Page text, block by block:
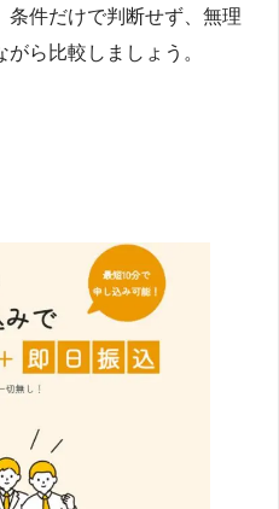
条件だけで判断せず、無理
ら比較しましょう。